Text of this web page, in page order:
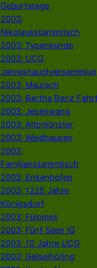
Geburtstage
2003:
Nikolausstammtisch
2003: Typenkunde
2003: UCG
2003: Maurach
2003: Bertha Benz
2003: Jesenwang
2003: Altomünster
2003: Weidhausen
2003:
Familienstammtisch
2003: Enkenhofen
2003: 1225 Jahre
Königsdorf
2003: Fulpmes
2003: Fünf Seen IG
2003: 10 Jahre UCG
2003: Geiselhöring